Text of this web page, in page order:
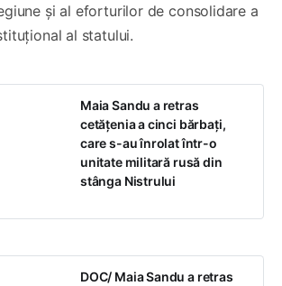
și al eforturilor de consolidare a
al statului.
Maia Sandu a retras
cetățenia a cinci bărbați,
care s-au înrolat într-o
unitate militară rusă din
stânga Nistrului
DOC/ Maia Sandu a retras